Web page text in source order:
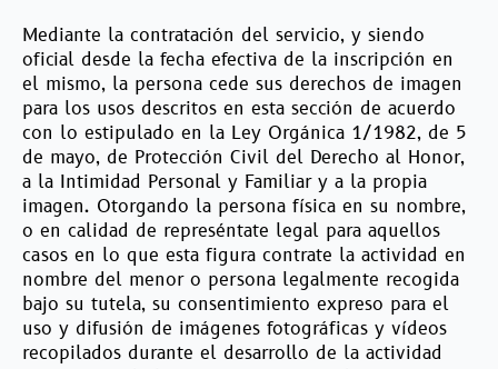
Mediante la contratación del servicio, y siendo
oficial desde la fecha efectiva de la inscripción en
el mismo, la persona cede sus derechos de imagen
para los usos descritos en esta sección de acuerdo
con lo estipulado en la Ley Orgánica 1/1982, de 5
de mayo, de Protección Civil del Derecho al Honor,
a la Intimidad Personal y Familiar y a la propia
imagen. Otorgando la persona física en su nombre,
o en calidad de represéntate legal para aquellos
casos en lo que esta figura contrate la actividad en
nombre del menor o persona legalmente recogida
bajo su tutela, su consentimiento expreso para el
uso y difusión de imágenes fotográficas y vídeos
recopilados durante el desarrollo de la actividad